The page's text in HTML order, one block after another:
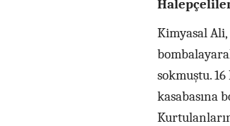
Kimyasal
sokmuştu.
kasabasına